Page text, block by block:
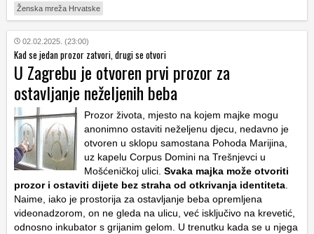
Ženska mreža Hrvatske
02.02.2025. (23:00)
Kad se jedan prozor zatvori, drugi se otvori
U Zagrebu je otvoren prvi prozor za
ostavljanje neželjenih beba
Prozor života, mjesto na kojem majke mogu
anonimno ostaviti neželjenu djecu, nedavno je
otvoren u sklopu samostana Pohoda Marijina,
uz kapelu Corpus Domini na Trešnjevci u
Mošćeničkoj ulici. Svaka majka može otvoriti
prozor i ostaviti dijete bez straha od otkrivanja identiteta
Naime, iako je prostorija za ostavljanje beba opremljena
videonadzorom, on ne gleda na ulicu, već isključivo na krevetić,
odnosno inkubator s grijanim gelom. U trenutku kada se u njega